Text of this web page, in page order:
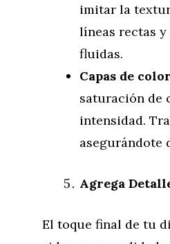
imitar la
líneas rectas
fluidas.
Capas de color
saturación de
intensidad.
asegurándote
Agrega
El toque final de tu